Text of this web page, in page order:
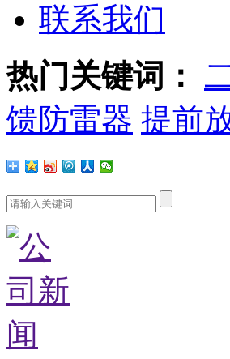
联系我们
热门关键词：
馈防雷器 提前